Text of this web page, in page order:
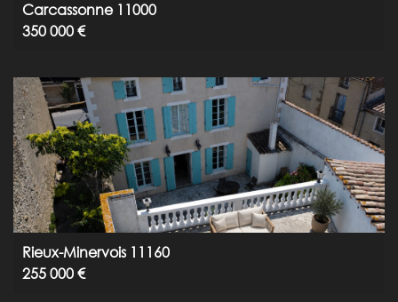
Carcassonne 11000
350 000 €
Rieux-Minervois 11160
255 000 €